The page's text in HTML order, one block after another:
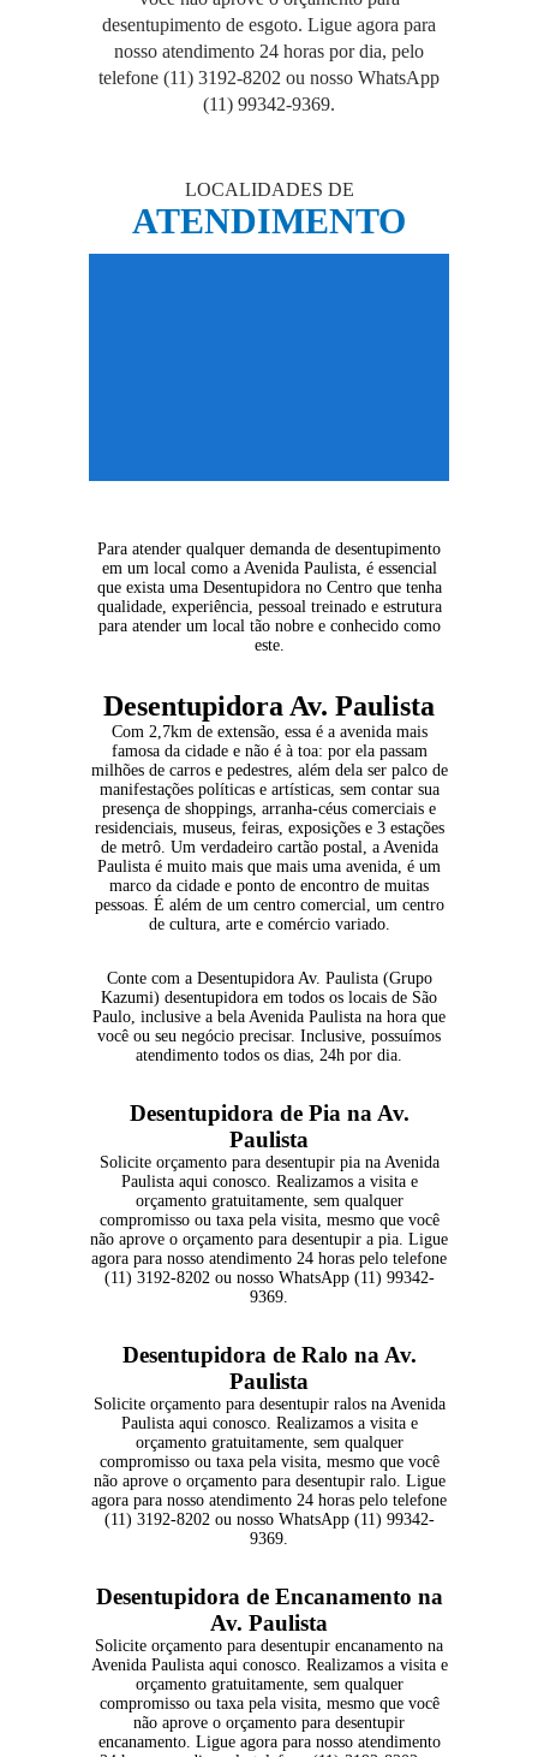
desentupimento de esgoto. Ligue agora para
nosso atendimento 24 horas por dia, pelo
telefone (11) 3192-8202 ou nosso WhatsApp
(11) 99342-9369.
LOCALIDADES DE
ATENDIMENTO
Para atender qualquer demanda de desentupimento
em um local como a Avenida Paulista, é essencial
que exista uma Desentupidora no Centroque tenha
qualidade, experiência, pessoal treinado e estrutura
para atender um local tão nobre e conhecido como
este.
Desentupidora Av. Paulista
Com 2,7km de extensão, essa é a avenida mais
famosa da cidade e não é à toa: por ela passam
milhões de carros e pedestres, além dela ser palco de
manifestações políticas e artísticas, sem contar sua
presença de shoppings, arranha-céus comerciais e
residenciais, museus, feiras, exposições e 3 estações
de metrô. Um verdadeiro cartão postal, a Avenida
Paulista é muito mais que mais uma avenida, é um
marco da cidade e ponto de encontro de muitas
pessoas. É além de um centro comercial, um centro
de cultura, arte e comércio variado.
Conte com a Desentupidora Av. Paulista (Grupo
Kazumi) desentupidora em todos os locais de São
Paulo, inclusive a bela Avenida Paulista na hora que
você ou seu negócio precisar. Inclusive, possuímos
atendimento todos os dias, 24h por dia.
Desentupidora de Pia na Av.
Paulista
Solicite orçamento para desentupir pia na Avenida
Paulista aqui conosco. Realizamos a visita e
orçamento gratuitamente, sem qualquer
compromisso ou taxa pela visita, mesmo que você
não aprove o orçamento para desentupir a pia. Ligue
agora para nosso atendimento 24 horas pelo telefone
(11) 3192-8202 ou nosso WhatsApp (11) 99342-
9369.
Desentupidora de Ralo na Av.
Paulista
Solicite orçamento para desentupir ralos na Avenida
Paulista aqui conosco. Realizamos a visita e
orçamento gratuitamente, sem qualquer
compromisso ou taxa pela visita, mesmo que você
não aprove o orçamento para desentupir ralo. Ligue
agora para nosso atendimento 24 horas pelo telefone
(11) 3192-8202 ou nosso WhatsApp (11) 99342-
9369.
Desentupidora de Encanamento na
Av. Paulista
Solicite orçamento para desentupir encanamento na
Avenida Paulista aqui conosco. Realizamos a visita e
orçamento gratuitamente, sem qualquer
compromisso ou taxa pela visita, mesmo que você
não aprove o orçamento para desentupir
encanamento. Ligue agora para nosso atendimento